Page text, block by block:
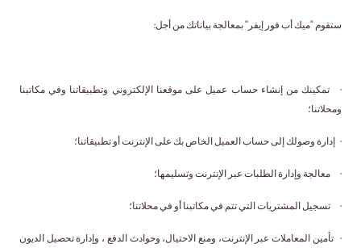
ستقوم "ميك أب فور إيفر" بمعالجة بياناتك من أجل:
· تمكينك من إنشاء حساب عميل على موقعنا الإلكتروني وتطبيقاتنا وفي مكاتبنا
ومحلاتنا؛
· إدارة وصولك إلى حساب العميل الخاص بك على الإنترنت أو تطبيقاتنا؛
· معالجة وإدارة الطلبات عبر الإنترنت وتسليمها؛
· تسجيل المشتريات التي تتم في مكاتبنا أو في محلاتنا؛
· تأمين المعاملات عبر الإنترنت، ومنع الاحتيال، وحوادث الدفع ، وإدارة تحصيل الديون